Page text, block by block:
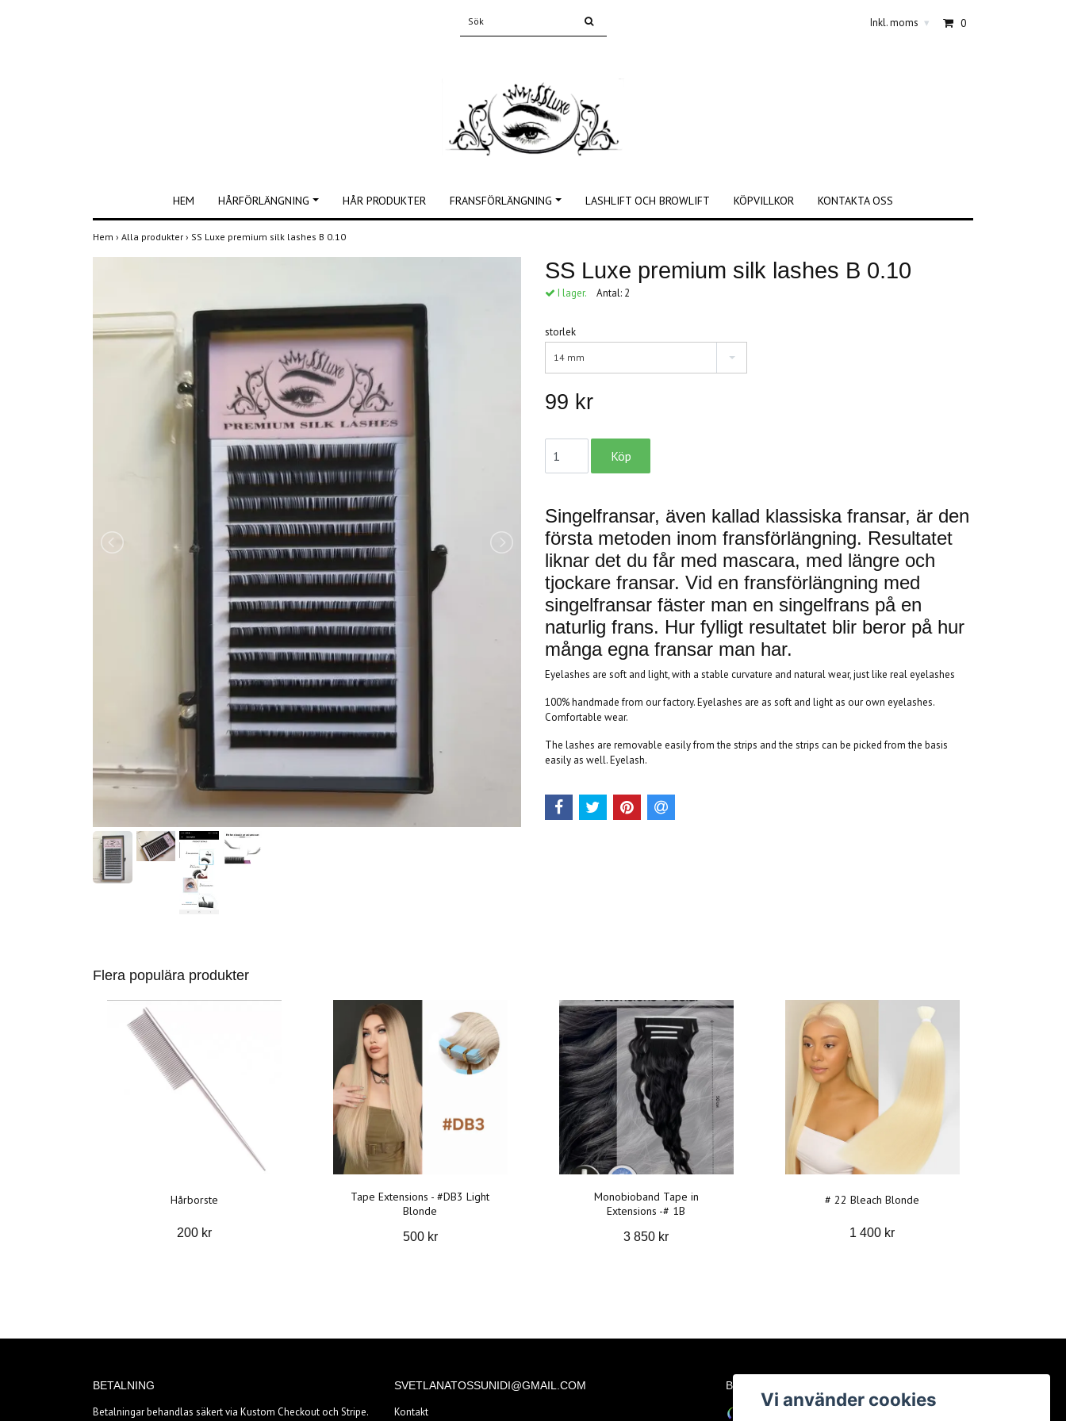
Inkl. moms ▾ 0
HEM HÅRFÖRLÄNGNING HÅR PRODUKTER FRANSFÖRLÄNGNING LASHLIFT OCH BROWLIFT KÖPVILLKOR KONTAKTA OSS
Hem › Alla produkter › SS Luxe premium silk lashes B 0.10
SS Luxe premium silk lashes B 0.10
I lager. Antal: 2
storlek
14 mm
99 kr
Singelfransar, även kallad klassiska fransar, är den
första metoden inom fransförlängning. Resultatet
liknar det du får med mascara, med längre och
tjockare fransar. Vid en fransförlängning med
singelfransar fäster man en singelfrans på en
naturlig frans. Hur fylligt resultatet blir beror på hur
många egna fransar man har.
Eyelashes are soft and light, with a stable curvature and natural wear, just like real eyelashes
100% handmade from our factory. Eyelashes are as soft and light as our own eyelashes.
Comfortable wear.
The lashes are removable easily from the strips and the strips can be picked from the basis
easily as well. Eyelash.
Flera populära produkter
Hårborste
200 kr
Tape Extensions - #DB3 Light
Blonde
500 kr
Monobioband Tape in
Extensions -# 1B
3 850 kr
# 22 Bleach Blonde
1 400 kr
BETALNING
Betalningar behandlas säkert via Kustom Checkout och Stripe.
SVETLANATOSSUNIDI@GMAIL.COM
Kontakt
BETALSÄTT
Vi använder cookies